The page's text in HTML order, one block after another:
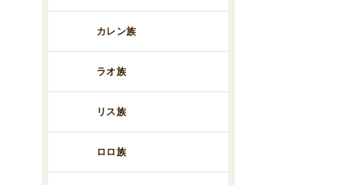
カレン族
ラオ族
リス族
ロロ族